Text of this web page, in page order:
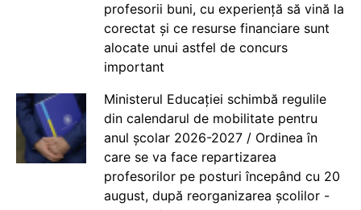
profesorii buni, cu experiență să vină la
corectat și ce resurse financiare sunt
alocate unui astfel de concurs
important
Ministerul Educației schimbă regulile
din calendarul de mobilitate pentru
anul școlar 2026-2027 / Ordinea în
care se va face repartizarea
profesorilor pe posturi începând cu 20
august, după reorganizarea școlilor -